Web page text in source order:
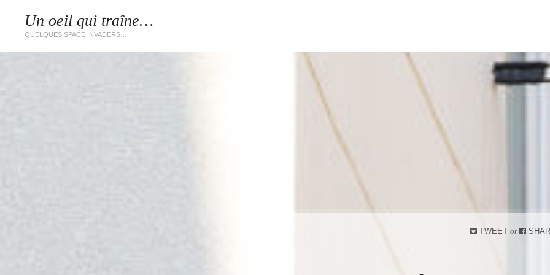
Un oeil qui traîne…
QUELQUES SPACE INVADERS…
TWEET or